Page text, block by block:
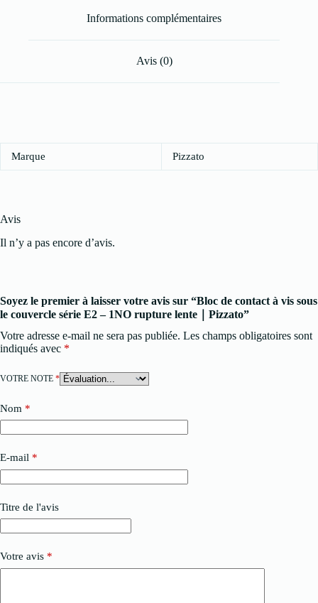
Informations complémentaires
Avis (0)
Marque Pizzato
Avis
Il n’y a pas encore d’avis.
Soyez le premier à laisser votre avis sur “Bloc de contact à vis sous
le couvercle série E2 – 1NO rupture lente｜Pizzato”
Votre adresse e-mail ne sera pas publiée. Les champs obligatoires sont
indiqués avec *
VOTRE NOTE *
Nom *
E-mail *
Titre de l'avis
Votre avis *